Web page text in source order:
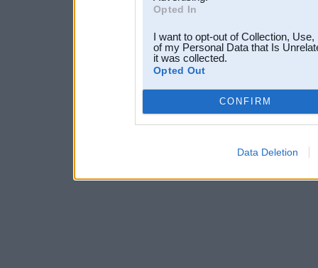
Opted In
I want to opt-out of Collection,
of my Personal Data that Is
it was collected.
Opted Out
CONFIRM
Data Deletion